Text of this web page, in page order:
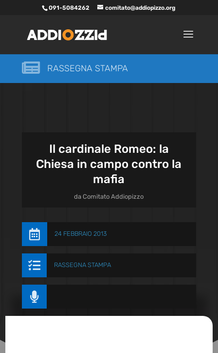
091-5084262 comitato@addiopizzo.org
 RASSEGNA STAMPA
Il cardinale Romeo: la
Chiesa in campo contro la
mafia
daComitato Addiopizzo
 24 FEBBRAIO 2013
 RASSEGNA STAMPA
